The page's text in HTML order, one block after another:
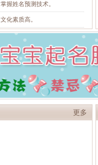
掌握姓名预测技术。
文化素质高。
更多